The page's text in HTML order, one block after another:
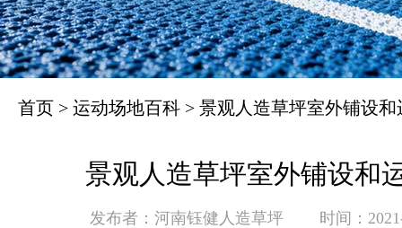
首页 > 运动场地百科 > 景观人造草坪室外铺设和
景观人造草坪室外铺设和
发布者：河南钰健人造草坪 时间：